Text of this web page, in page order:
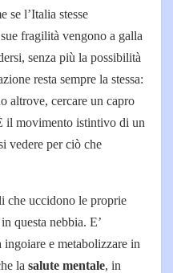
se l’Italia stesse
fragilità vengono a galla
senza più la possibilità
resta sempre la stessa:
altrove, cercare un capro
il movimento istintivo di un
vedere per ciò che
che uccidono le proprie
questa nebbia. E’
ingoiare e metabolizzare in
la salute mentale, in